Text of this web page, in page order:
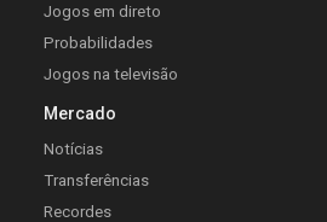
Jogos em direto
Probabilidades
Jogos na televisão
Mercado
Notícias
Transferências
Recordes